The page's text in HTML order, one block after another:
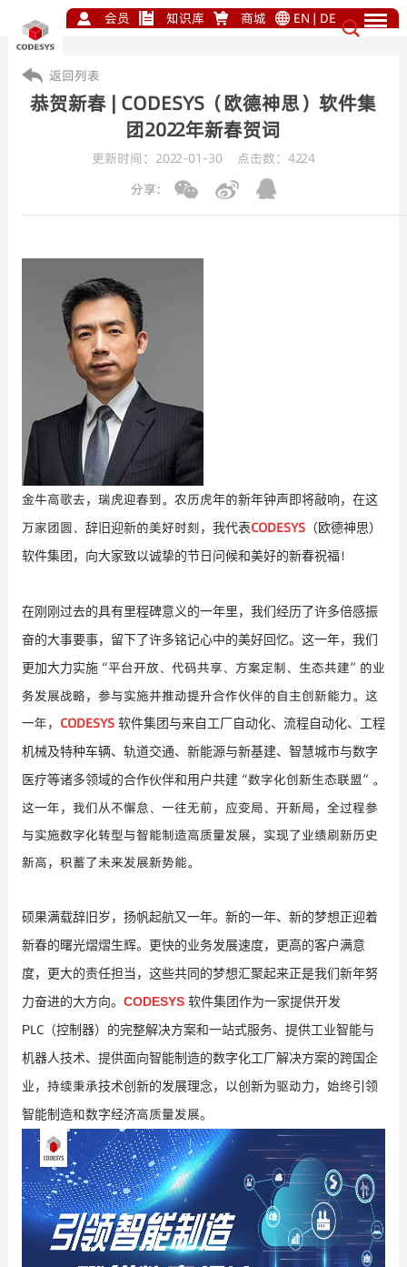
会员 知识库 商城 EN | DE
返回列表
恭贺新春 | CODESYS（欧德神思）软件集
团2022年新春贺词
更新时间：2022-01-30 点击数： 4224
分享:
金牛高歌去，瑞虎迎春到。农历虎年的新年钟声即将敲响，在这
万家团圆、 辞旧迎新的美好时刻 ，我代表CODESYS（欧德神思）
软件集团 ，向大家致以诚挚的节日 问候和美好的新春祝福！
在刚刚过去的具有里程碑意义的一年里，我们经历了许多倍感振
奋的大事要事，留下了许多铭记心中的美好回忆。这一年，我们
更加大力实施“平台开放、代码共享、方案定制、生态共建”的业
务发展战略，参与实施并推动提升合作伙伴的自主创新能力。这
一年， CODESYS 软件集团与来自工厂自动化、流程自动化、工程
机械及特种车辆、轨道交通、新能源与新基建、智慧城市与数字
医疗等诸多领域的合作伙伴和用户共建“数字化创新生态联盟”。
这一年，我们从不懈怠、一往无前，应变局、开新局，全过程参
与实施数字化转型与智能制造高质量发展，实现了业绩刷新历史
新高，积蓄了未来发展新势能。
硕果满载辞旧岁，扬帆起航又一年。新的一年、新的梦想正迎着
新春的曙光熠熠生辉。更快的业务发展速度，更高的客户满意
度，更大的责任担当，这些共同的梦想汇聚起来正是我们新年努
力奋进的大方向。 CODESYS 软件集团作为一家提供开发
PLC（控制器）的完整解决方案和一站式服务、提供工业智能与
机器人技术、提供面向智能制造的数字化工厂解决方案的跨国企
业， 持续秉承技术创新的发展理念，以创新为驱动力， 始终引领
智能制造和数字经济高质量发展。